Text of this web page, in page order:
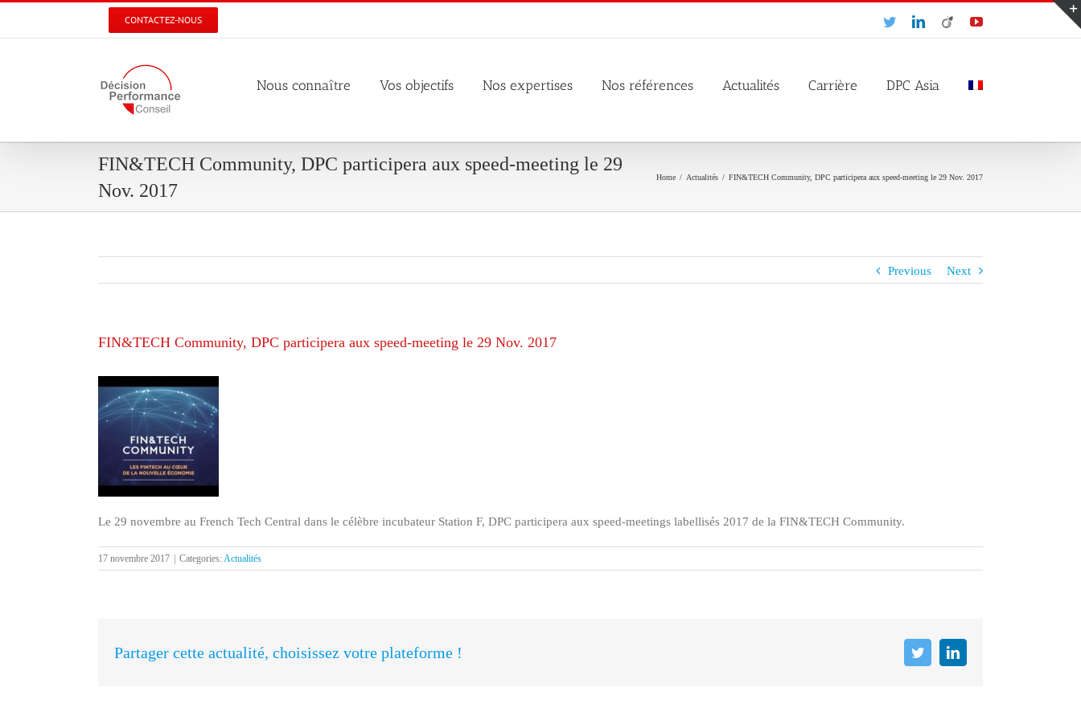
CONTACTEZ-NOUS TwitterLinkedIn
Viadeo YouTube
Nous connaître Vos objectifs Nos expertises Nos références Actualités Carrière DPC Asia
FIN&TECH Community, DPC participera aux speed-meeting le 29
Nov. 2017
Home / Actualités / FIN&TECH Community, DPC participera aux speed-meeting le 29 Nov. 2017
Previous Next
FIN&TECH Community, DPC participera aux speed-meeting le 29 Nov. 2017
Le 29 novembre au French Tech Central dans le célèbre incubateur Station F, DPC participera aux speed-meetings labellisés 2017 de la FIN&TECH Community.
17 novembre 2017 Categories:Actualités
Partager cette actualité, choisissez votre plateforme ! TwitterLinkedIn